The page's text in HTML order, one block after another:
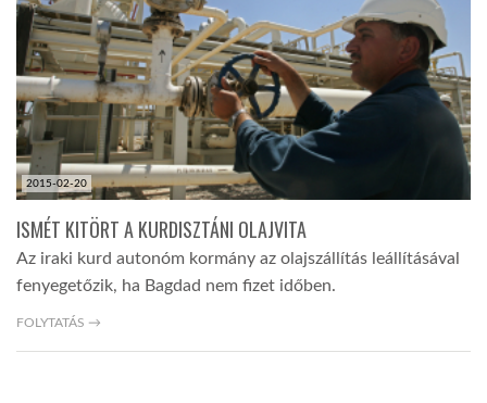
2015-02-20
ISMÉT KITÖRT A KURDISZTÁNI OLAJVITA
Az iraki kurd autonóm kormány az olajszállítás leállításával
fenyegetőzik, ha Bagdad nem fizet időben.
FOLYTATÁS →